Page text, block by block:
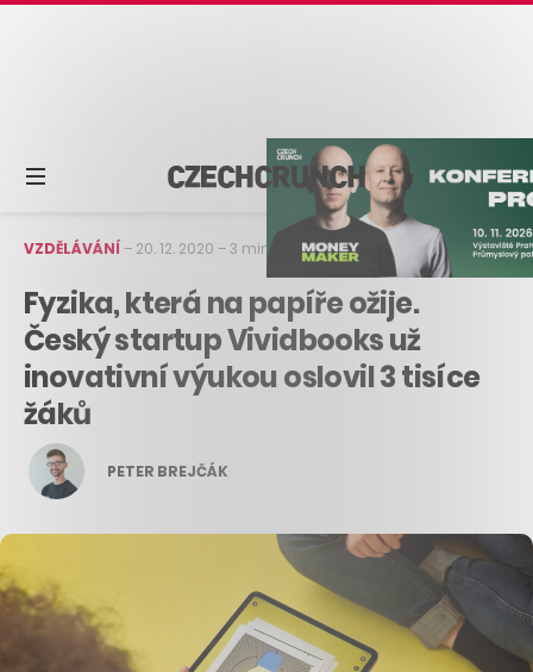
VZDĚLÁVÁNÍ– 20. 12. 2020 –3 min čtení
Fyzika, která na papíře ožije.
Český startup Vividbooks už
inovativní výukou oslovil 3 tisíce
žáků
PETER BREJČÁK